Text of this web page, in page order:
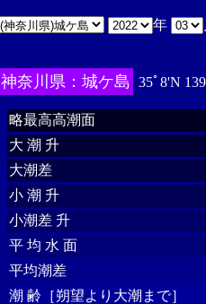
年
神奈川県：城ケ島 35ﾟ8'N
略最高高潮面
大 潮 升
大潮差
小 潮 升
小潮差 升
平 均 水 面
平均潮差
潮 齢［朔望より大潮まで］